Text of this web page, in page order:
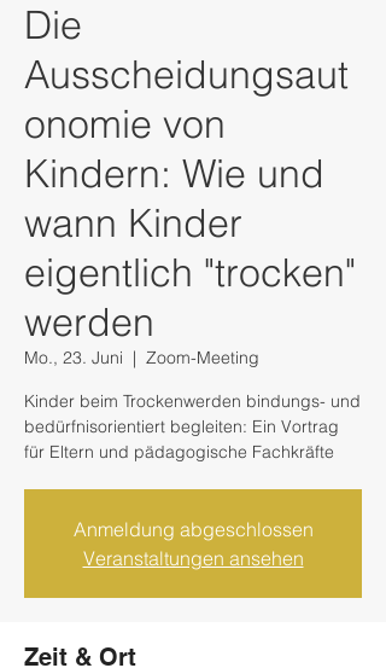
Die
Ausscheidungsaut
onomie von
Kindern: Wie und
wann Kinder
eigentlich "trocken"
werden
Mo., 23. Juni
  |
Zoom-Meeting
Kinder beim Trockenwerden bindungs- und
bedürfnisorientiert begleiten: Ein Vortrag
für Eltern und pädagogische Fachkräfte
Anmeldung abgeschlossen
Veranstaltungen ansehen
Zeit & Ort